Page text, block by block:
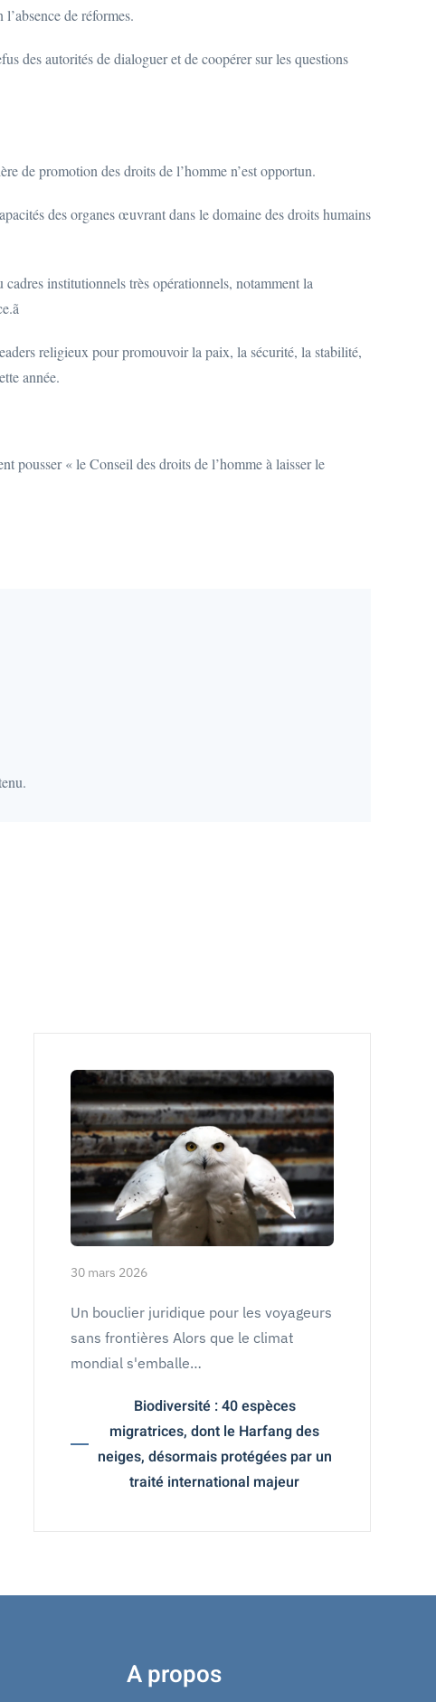
de réformes.
des autorités de dialoguer et de coopérer sur les questions
de promotion des droits de l’homme n’est opportun.
des organes œuvrant dans le domaine des droits humains
institutionnels très opérationnels, notamment la
religieux pour promouvoir la paix, la sécurité, la stabilité,
année.
pousser « le Conseil des droits de l’homme à laisser le
30 mars 2026
Un bouclier juridique pour les voyageurs
sans frontières Alors que le climat
mondial s'emballe…
Biodiversité : 40 espèces
migratrices, dont le Harfang des
neiges, désormais protégées par un
traité international majeur
A propos